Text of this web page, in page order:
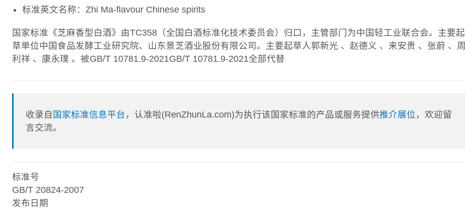
标准英文名称：Zhi Ma-flavour Chinese spirits
国家标准《芝麻香型白酒》由TC358（全国白酒标准化技术委员会）归口，主管部门为中国轻工业联合会。主要起
草单位中国食品发酵工业研究院、山东景芝酒业股份有限公司。主要起草人郭新光 、赵德义 、来安贵 、张蔚 、周
利祥 、康永璞 。被GB/T 10781.9-2021GB/T 10781.9-2021全部代替
收录自 国家标准信息平台 ，认准啦(RenZhunLa.com)为执行该国家标准的产品或服务提供推介展位 ，欢迎留
言交流。
标准号
GB/T 20824-2007
发布日期